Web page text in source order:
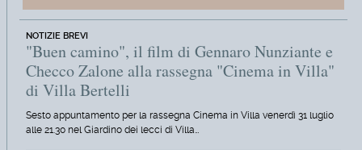
NOTIZIE BREVI
"Buen camino", il film di Gennaro Nunziante e
Checco Zalone alla rassegna "Cinema in Villa"
di Villa Bertelli
Sesto appuntamento per la rassegna Cinema in Villa venerdì 31 luglio
alle 21.30 nel Giardino dei lecci di Villa…